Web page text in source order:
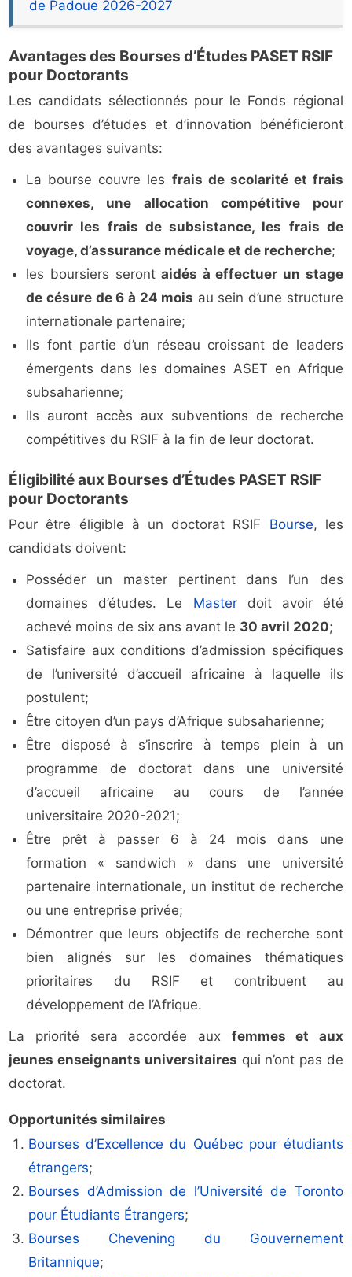
de Padoue 2026-2027
Avantages des Bourses d’Études PASET RSIF
pour Doctorants
Les candidats sélectionnés pour le Fonds régional
de bourses d’études et d’innovation bénéficieront
des avantages suivants:
La bourse couvre les frais de scolarité et frais
connexes, une allocation compétitive pour
couvrir les frais de subsistance, les frais de
voyage, d’assurance médicale et de recherche;
les boursiers serontaidés à effectuer un stage
de césure de 6 à 24 mois au sein d’une structure
internationale partenaire;
Ils font partie d’un réseau croissant de leaders
émergents dans les domaines ASET en Afrique
subsaharienne;
Ils auront accès aux subventions de recherche
compétitives du RSIF à la fin de leur doctorat.
Éligibilité aux Bourses d’Études PASET RSIF
pour Doctorants
Pour être éligible à un doctorat RSIF Bourse, les
candidats doivent:
Posséder un master pertinent dans l’un des
domaines d’études. Le Masterdoit avoir été
achevé moins de six ans avant le 30 avril 2020;
Satisfaire aux conditions d’admission spécifiques
de l’université d’accueil africaine à laquelle ils
postulent;
Être citoyen d’un pays d’Afrique subsaharienne;
Être disposé à s’inscrire à temps plein à un
programme de doctorat dans une université
d’accueil africaine au cours de l’année
universitaire 2020-2021;
Être prêt à passer 6 à 24 mois dans une
formation « sandwich » dans une université
partenaire internationale, un institut de recherche
ou une entreprise privée;
Démontrer que leurs objectifs de recherche sont
bien alignés sur les domaines thématiques
prioritaires du RSIF et contribuent au
développement de l’Afrique.
La priorité sera accordée aux femmes et aux
jeunes enseignants universitaires qui n’ont pas de
doctorat.
Opportunités similaires
Bourses d’Excellence du Québec pour étudiants
étrangers;
Bourses d’Admission de l’Université de Toronto
pour Étudiants Étrangers;
Bourses Chevening du Gouvernement
Britannique;